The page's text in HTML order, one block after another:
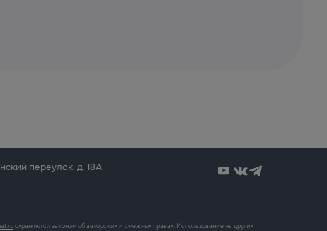
переулок, д. 18А
охраняются законом об авторских и смежных правах. Использование на других